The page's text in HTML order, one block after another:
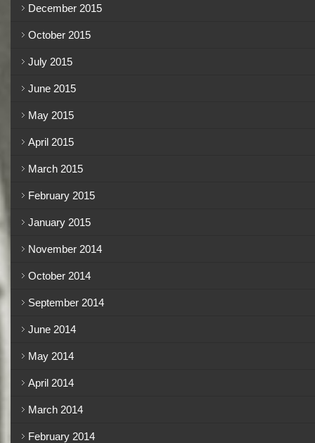
December 2015
October 2015
July 2015
June 2015
May 2015
April 2015
March 2015
February 2015
January 2015
November 2014
October 2014
September 2014
June 2014
May 2014
April 2014
March 2014
February 2014